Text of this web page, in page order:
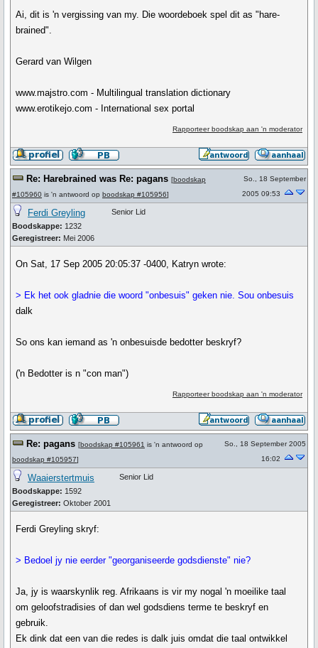
Ai, dit is 'n vergissing van my. Die woordeboek spel dit as "hare-
brained".
Gerard van Wilgen
www.majstro.com - Multilingual translation dictionary
www.erotikejo.com - International sex portal
Rapporteer boodskap aan 'n moderator
Re: Harebrained was Re: pagans [boodskap
#105960 is 'n antwoord op boodskap #105956]
So., 18 September
2005 09:53
Ferdi Greyling
Boodskappe: 1232
Geregistreer: Mei 2006
Senior Lid
On Sat, 17 Sep 2005 20:05:37 -0400, Katryn wrote:
> Ek het ook gladnie die woord "onbesuis" geken nie. Sou onbesuis
dalk
So ons kan iemand as 'n onbesuisde bedotter beskryf?
('n Bedotter is n "con man")
Rapporteer boodskap aan 'n moderator
Re: pagans [boodskap #105961 is 'n antwoord op
boodskap #105957]
So., 18 September 2005
16:02
Waaierstertmuis
Boodskappe: 1592
Geregistreer: Oktober 2001
Senior Lid
Ferdi Greyling skryf:
> Bedoel jy nie eerder "georganiseerde godsdienste" nie?
Ja, jy is waarskynlik reg. Afrikaans is vir my nogal 'n moeilike taal
om geloofstradisies of dan wel godsdiens terme te beskryf en
gebruik.
Ek dink dat een van die redes is dalk juis omdat die taal ontwikkel